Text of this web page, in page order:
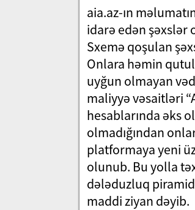
aia.az-ın
idarə edən şəxslər
Sxemə qoşulan
Onlara həmin
uyğun olmayan
maliyyə vəsaitləri
hesablarında əks
olmadığından
platformaya yeni
olunub. Bu yolla
dələduzluq
maddi ziyan dəyib.